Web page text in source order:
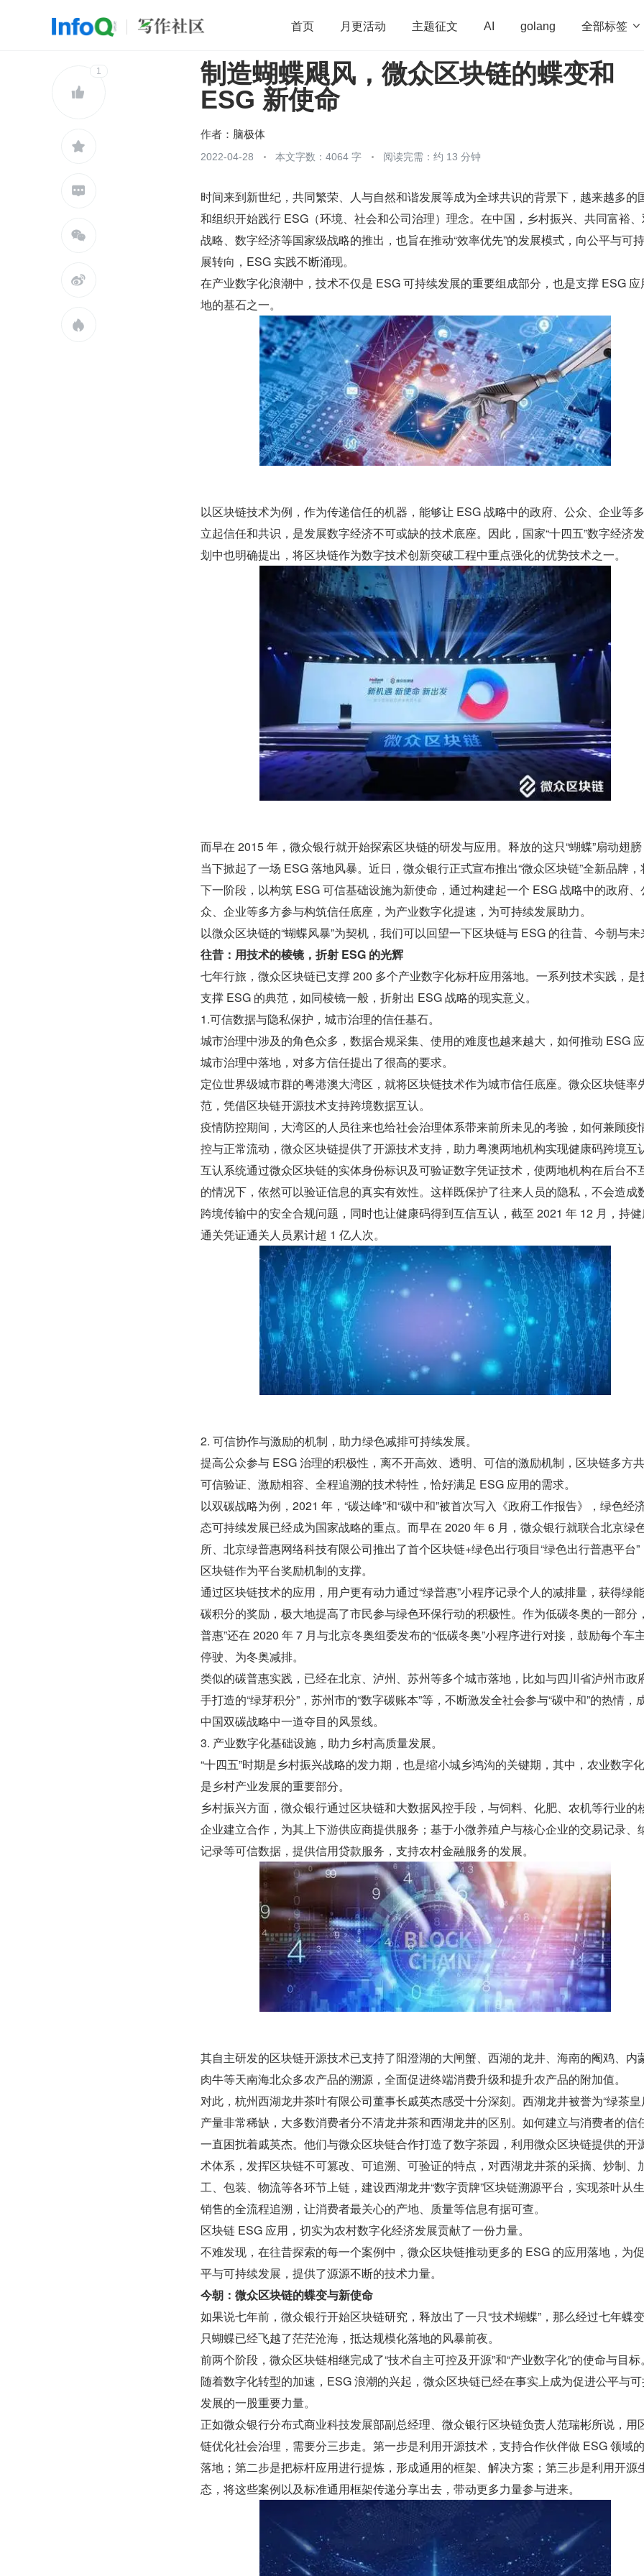
首页 月更活动 主题征文 AI golang 全部标签 
移动开发 开源 架构 OpenHarmony 算法 学习方法 Web3.0
前端 团队管理 程序员

1





制造蝴蝶飓风，微众区块链的蝶变和
ESG 新使命
作者： 脑极体
2022-04-28 本文字数：4064 字 阅读完需：约 13 分钟
时间来到新世纪，共同繁荣、人与自然和谐发展等成为全球共识的背景下，越来越多的
和组织开始践行 ESG（环境、社会和公司治理）理念。在中国，乡村振兴、共同富裕
战略、数字经济等国家级战略的推出，也旨在推动“效率优先”的发展模式，向公平与可
展转向，ESG 实践不断涌现。
在产业数字化浪潮中，技术不仅是 ESG 可持续发展的重要组成部分，也是支撑 ESG 应
地的基石之一。
以区块链技术为例，作为传递信任的机器，能够让 ESG 战略中的政府、公众、企业等
立起信任和共识，是发展数字经济不可或缺的技术底座。因此，国家“十四五”数字经济
划中也明确提出，将区块链作为数字技术创新突破工程中重点强化的优势技术之一。
而早在 2015 年，微众银行就开始探索区块链的研发与应用。释放的这只“蝴蝶”扇动翅
当下掀起了一场 ESG 落地风暴。近日，微众银行正式宣布推出“微众区块链”全新品牌，
下一阶段，以构筑 ESG 可信基础设施为新使命，通过构建起一个 ESG 战略中的政府、
众、企业等多方参与构筑信任底座，为产业数字化提速，为可持续发展助力。
以微众区块链的“蝴蝶风暴”为契机，我们可以回望一下区块链与 ESG 的往昔、今朝与未
往昔：用技术的棱镜，折射 ESG 的光辉
七年行旅，微众区块链已支撑 200 多个产业数字化标杆应用落地。一系列技术实践，是
支撑 ESG 的典范，如同棱镜一般，折射出 ESG 战略的现实意义。
1.可信数据与隐私保护，城市治理的信任基石。
城市治理中涉及的角色众多，数据合规采集、使用的难度也越来越大，如何推动 ESG
城市治理中落地，对多方信任提出了很高的要求。
定位世界级城市群的粤港澳大湾区，就将区块链技术作为城市信任底座。微众区块链率
范，凭借区块链开源技术支持跨境数据互认。
疫情防控期间，大湾区的人员往来也给社会治理体系带来前所未见的考验，如何兼顾疫
控与正常流动，微众区块链提供了开源技术支持，助力粤澳两地机构实现健康码跨境互
互认系统通过微众区块链的实体身份标识及可验证数字凭证技术，使两地机构在后台不
的情况下，依然可以验证信息的真实有效性。这样既保护了往来人员的隐私，不会造成
跨境传输中的安全合规问题，同时也让健康码得到互信互认，截至 2021 年 12 月，持
通关凭证通关人员累计超 1 亿人次。
2. 可信协作与激励的机制，助力绿色减排可持续发展。
提高公众参与 ESG 治理的积极性，离不开高效、透明、可信的激励机制，区块链多方共
可信验证、激励相容、全程追溯的技术特性，恰好满足 ESG 应用的需求。
以双碳战略为例，2021 年，“碳达峰”和“碳中和”被首次写入《政府工作报告》，绿色经
态可持续发展已经成为国家战略的重点。而早在 2020 年 6 月，微众银行就联合北京绿
所、北京绿普惠网络科技有限公司推出了首个区块链+绿色出行项目“绿色出行普惠平台”
区块链作为平台奖励机制的支撑。
通过区块链技术的应用，用户更有动力通过“绿普惠”小程序记录个人的减排量，获得绿
碳积分的奖励，极大地提高了市民参与绿色环保行动的积极性。作为低碳冬奥的一部分
普惠”还在 2020 年 7 月与北京冬奥组委发布的“低碳冬奥”小程序进行对接，鼓励每个车
停驶、为冬奥减排。
类似的碳普惠实践，已经在北京、泸州、苏州等多个城市落地，比如与四川省泸州市政
手打造的“绿芽积分”，苏州市的“数字碳账本”等，不断激发全社会参与“碳中和”的热情，
中国双碳战略中一道夺目的风景线。
3. 产业数字化基础设施，助力乡村高质量发展。
“十四五”时期是乡村振兴战略的发力期，也是缩小城乡鸿沟的关键期，其中，农业数字
是乡村产业发展的重要部分。
乡村振兴方面，微众银行通过区块链和大数据风控手段，与饲料、化肥、农机等行业的
企业建立合作，为其上下游供应商提供服务；基于小微养殖户与核心企业的交易记录、
记录等可信数据，提供信用贷款服务，支持农村金融服务的发展。
其自主研发的区块链开源技术已支持了阳澄湖的大闸蟹、西湖的龙井、海南的阉鸡、内
肉牛等天南海北众多农产品的溯源，全面促进终端消费升级和提升农产品的附加值。
对此，杭州西湖龙井茶叶有限公司董事长戚英杰感受十分深刻。西湖龙井被誉为“绿茶皇
产量非常稀缺，大多数消费者分不清龙井茶和西湖龙井的区别。如何建立与消费者的信
一直困扰着戚英杰。他们与微众区块链合作打造了数字茶园，利用微众区块链提供的开
术体系，发挥区块链不可篡改、可追溯、可验证的特点，对西湖龙井茶的采摘、炒制、
工、包装、物流等各环节上链，建设西湖龙井“数字贡牌”区块链溯源平台，实现茶叶从
销售的全流程追溯，让消费者最关心的产地、质量等信息有据可查。
区块链 ESG 应用，切实为农村数字化经济发展贡献了一份力量。
不难发现，在往昔探索的每一个案例中，微众区块链推动更多的 ESG 的应用落地，为
平与可持续发展，提供了源源不断的技术力量。
今朝：微众区块链的蝶变与新使命
如果说七年前，微众银行开始区块链研究，释放出了一只“技术蝴蝶”，那么经过七年蝶
只蝴蝶已经飞越了茫茫沧海，抵达规模化落地的风暴前夜。
前两个阶段，微众区块链相继完成了“技术自主可控及开源”和“产业数字化”的使命与目
随着数字化转型的加速，ESG 浪潮的兴起，微众区块链已经在事实上成为促进公平与
发展的一股重要力量。
正如微众银行分布式商业科技发展部副总经理、微众银行区块链负责人范瑞彬所说，用
链优化社会治理，需要分三步走。第一步是利用开源技术，支持合作伙伴做 ESG 领域
落地；第二步是把标杆应用进行提炼，形成通用的框架、解决方案；第三步是利用开源
态，将这些案例以及标准通用框架传递分享出去，带动更多力量参与进来。